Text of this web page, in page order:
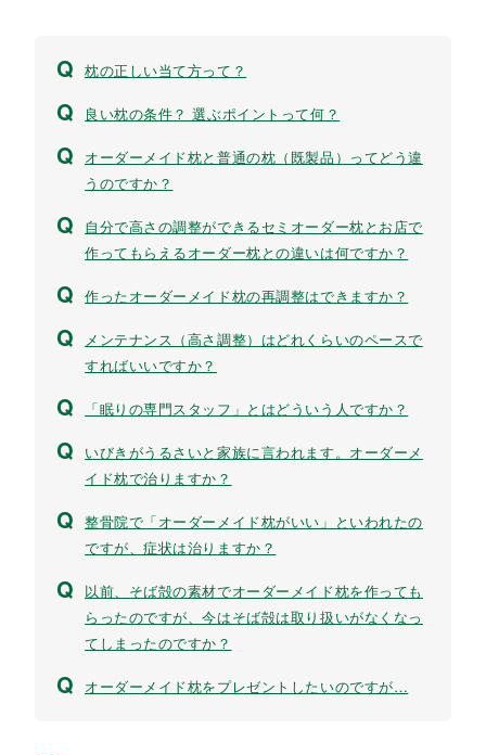
枕の正しい当て方って？
良い枕の条件？ 選ぶポイントって何？
オーダーメイド枕と普通の枕（既製品）ってどう違
うのですか？
自分で高さの調整ができるセミオーダー枕とお店で
作ってもらえるオーダー枕との違いは何ですか？
作ったオーダーメイド枕の再調整はできますか？
メンテナンス（高さ調整）はどれくらいのペースで
すればいいですか？
「眠りの専門スタッフ」とはどういう人ですか？
いびきがうるさいと家族に言われます。オーダーメ
イド枕で治りますか？
整骨院で「オーダーメイド枕がいい」といわれたの
ですが、症状は治りますか？
以前、そば殻の素材でオーダーメイド枕を作っても
らったのですが、今はそば殻は取り扱いがなくなっ
てしまったのですか？
オーダーメイド枕をプレゼントしたいのですが…